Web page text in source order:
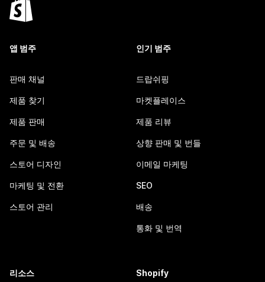
앱 범주
판매 채널
제품 찾기
제품 판매
주문 및 배송
스토어 디자인
마케팅 및 전환
스토어 관리
인기 범주
드랍쉬핑
마켓플레이스
제품 리뷰
상향 판매 및 번들
이메일 마케팅
SEO
배송
통화 및 번역
리소스 Shopify